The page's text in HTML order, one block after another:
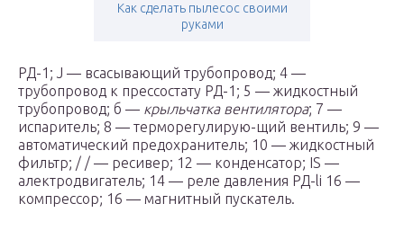
Как сделать пылесос своими
руками
РД-1; J — всасывающий трубопровод; 4 —
трубопровод к прессостату РД-1; 5 — жидкостный
трубопровод; б — крыльчатка вентилятора; 7 —
испаритель; 8 — терморегулирую-щий вентиль; 9 —
автоматический предохранитель; 10 — жидкостный
фильтр; / / — ресивер; 12 — конденсатор; IS —
алектродвигатель; 14 — реле давления РД-li 16 —
компрессор; 16 — магнитный пускатель.